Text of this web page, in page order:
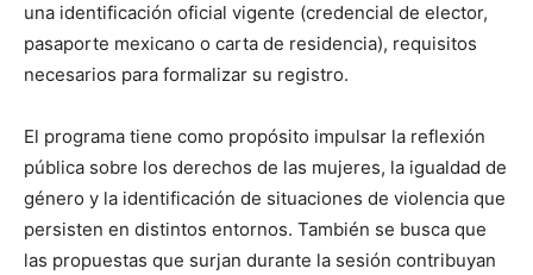
una identificación oficial vigente (credencial de elector,
pasaporte mexicano o carta de residencia), requisitos
necesarios para formalizar su registro.
El programa tiene como propósito impulsar la reflexión
pública sobre los derechos de las mujeres, la igualdad de
género y la identificación de situaciones de violencia que
persisten en distintos entornos. También se busca que
las propuestas que surjan durante la sesión contribuyan